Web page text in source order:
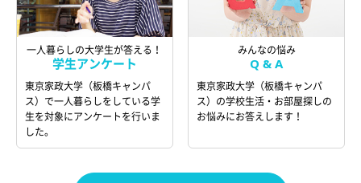
一人暮らしの大学生が答える！
学生アンケート
東京家政大学（板橋キャンパ
ス）で一人暮らしをしている学
生を対象にアンケートを行いま
した。
みんなの悩み
Q & A
東京家政大学（板橋キャンパ
ス）の学校生活・お部屋探しの
お悩みにお答えします！